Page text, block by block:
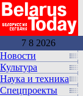
7 8 2026
Новости
Культура
Наука и техника
Спецпроекты